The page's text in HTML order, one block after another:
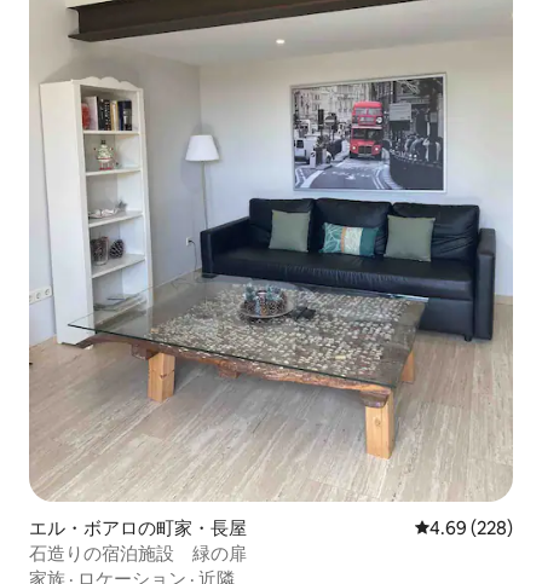
エル・ボアロの町家・長屋 レビュー228
4.69 (228)
石造りの宿泊施設 緑の扉
家族 · ロケーション · 近隣